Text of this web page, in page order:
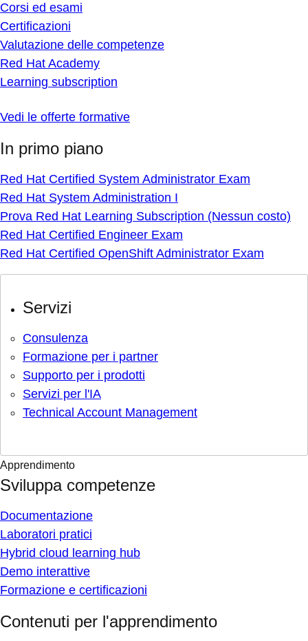
Corsi ed esami
Certificazioni
Valutazione delle competenze
Red Hat Academy
Learning subscription
Vedi le offerte formative
In primo piano
Red Hat Certified System Administrator Exam
Red Hat System Administration I
Prova Red Hat Learning Subscription (Nessun costo)
Red Hat Certified Engineer Exam
Red Hat Certified OpenShift Administrator Exam
Servizi
Consulenza
Formazione per i partner
Supporto per i prodotti
Servizi per l'IA
Technical Account Management
Apprendimento
Sviluppa competenze
Documentazione
Laboratori pratici
Hybrid cloud learning hub
Demo interattive
Formazione e certificazioni
Contenuti per l'apprendimento